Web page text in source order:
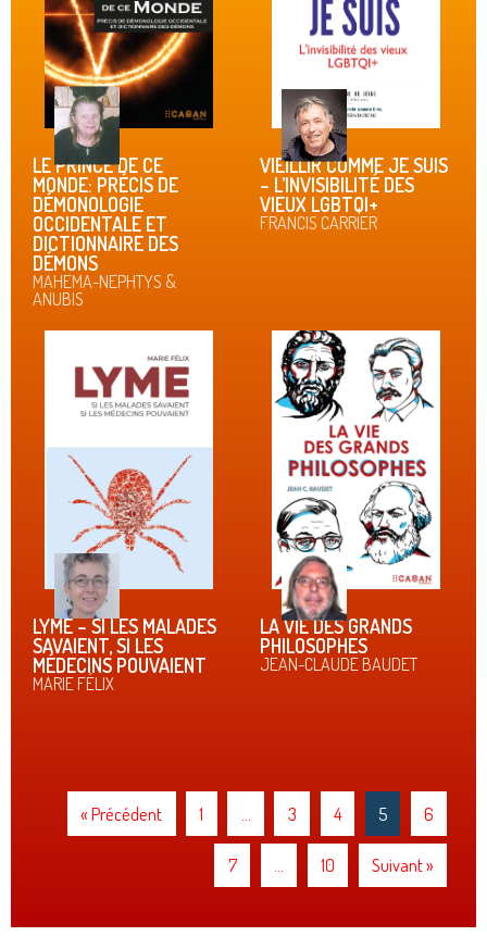
LE PRINCE DE CE
MONDE: PRÉCIS DE
DÉMONOLOGIE
OCCIDENTALE ET
DICTIONNAIRE DES
DÉMONS
MAHEMA-NEPHTYS &
ANUBIS
VIEILLIR COMME JE SUIS
– L’INVISIBILITÉ DES
VIEUX LGBTQI+
FRANCIS CARRIER
LYME – SI LES MALADES
SAVAIENT, SI LES
MÉDECINS POUVAIENT
MARIE FÉLIX
LA VIE DES GRANDS
PHILOSOPHES
JEAN-CLAUDE BAUDET
« Précédent 1 3 4 5 6
7 10 Suivant »